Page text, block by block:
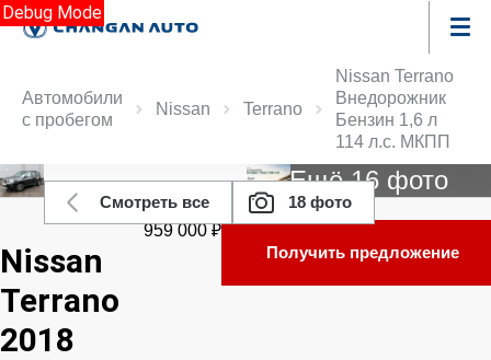
Debug Mode
Автомобили
с пробегом
Nissan Terrano
Nissan Terrano
Внедорожник
Бензин 1,6 л
114 л.с. МКПП
Смотреть все 18 фото
Ещё 16 фото
Nissan
Terrano
2018
959 000 ₽
Получить предложение